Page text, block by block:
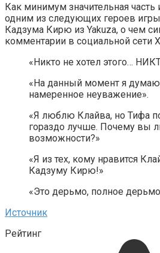
Как минимум значительная часть
одним из следующих героев
Кадзума Кирю из Yakuza, о чем
комментарии в социальной сети
«Никто не хотел этого…
«На данный момент я думаю,
намеренное неуважение».
«Я люблю Клайва, но Тифа
гораздо лучше. Почему вы
возможности?»
«Я из тех, кому нравится
Кадзуму Кирю!»
«Это дерьмо, полное
Источник
Рейтинг